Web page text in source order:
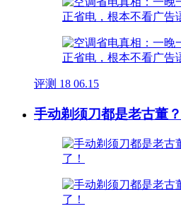
评测 18 06.15
手动剃须刀都是老古董